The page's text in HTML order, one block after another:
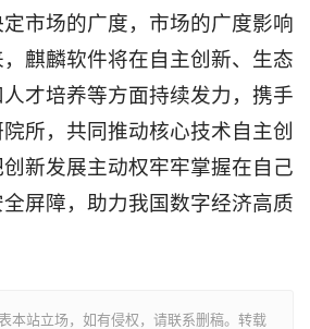
市场的广度，市场的广度影响
麒麟软件将在自主创新、生态
才培养等方面持续发力，携手
所，共同推动核心技术自主创
新发展主动权牢牢掌握在自己
屏障，助力我国数字经济高质
本站立场，如有侵权，请联系删稿。转载